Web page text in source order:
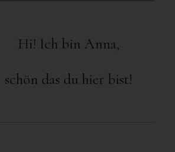
Hi! Ich bin Anna,
schön das du hier bist!